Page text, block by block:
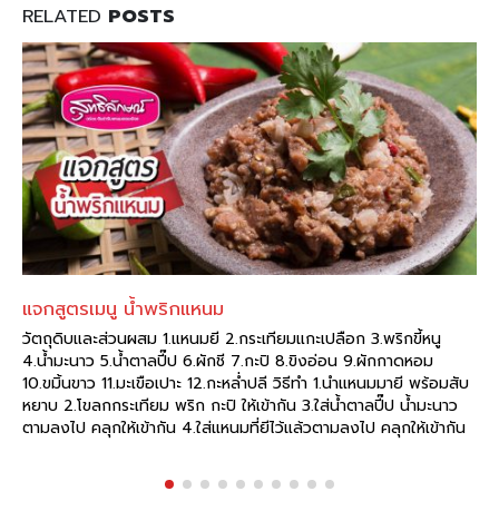
RELATED POSTS
แจกสูตรเมนู น้ำพริกแหนม
วัตถุดิบและส่วนผสม 1.แหนมยี 2.กระเทียมแกะเปลือก 3.พริกขี้หนู
4.น้ำมะนาว 5.น้ำตาลปี๊ป 6.ผักชี 7.กะปิ 8.ขิงอ่อน 9.ผักกาดหอม
10.ขมิ้นขาว 11.มะเขือเปาะ 12.กะหล่ำปลี วิธีทำ 1.นำแหนมมายี พร้อมสับ
หยาบ 2.โขลกกระเทียม พริก กะปิ ให้เข้ากัน 3.ใส่น้ำตาลปี๊ป น้ำมะนาว
ตามลงไป คลุกให้เข้ากัน 4.ใส่แหนมที่ยีไว้แล้วตามลงไป คลุกให้เข้ากัน